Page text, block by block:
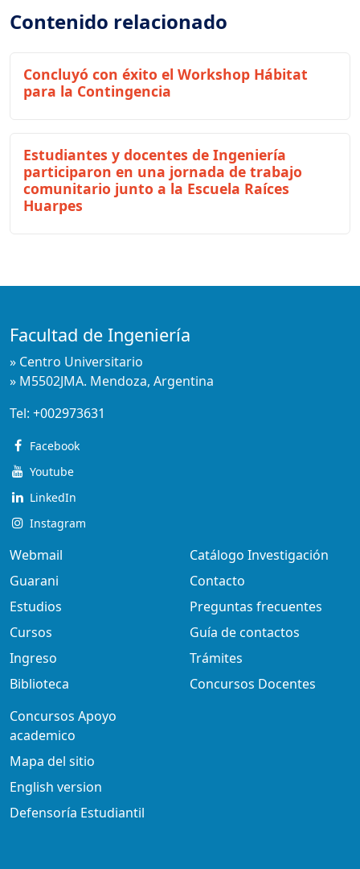
Contenido relacionado
Concluyó con éxito el Workshop Hábitat
para la Contingencia
Estudiantes y docentes de Ingeniería
participaron en una jornada de trabajo
comunitario junto a la Escuela Raíces
Huarpes
Facultad de Ingeniería
» Centro Universitario
» M5502JMA. Mendoza, Argentina
Tel: +002973631
Facebook
Youtube
LinkedIn
Instagram
Webmail
Guarani
Estudios
Cursos
Ingreso
Biblioteca
Catálogo Investigación
Contacto
Preguntas frecuentes
Guía de contactos
Trámites
Concursos Docentes
Concursos Apoyo
academico
Mapa del sitio
English version
Defensoría Estudiantil